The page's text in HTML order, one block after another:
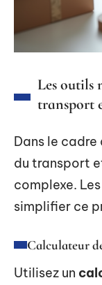
Les outils
transport
Dans le cadre
du transport
complexe.
simplifier ce
Calculateur
Utilisez un